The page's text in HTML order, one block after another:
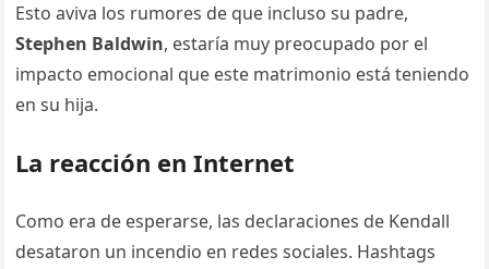
Esto aviva los rumores de que incluso su padre,
Stephen Baldwin, estaría muy preocupado por el
impacto emocional que este matrimonio está teniendo
en su hija.
La reacción en Internet
Como era de esperarse, las declaraciones de Kendall
desataron un incendio en redes sociales. Hashtags